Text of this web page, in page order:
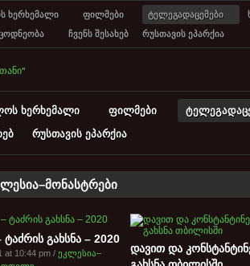
ხერხემალი ფილმები ტელეგადაცემები
ჩვენს შესახებ რუსთავის ეპარქია
ხერხემალი ფილმები
რუსთავის ეპარქია
გახსნა – 2020
at 10:44 pm / ეკლესია–
დავით და